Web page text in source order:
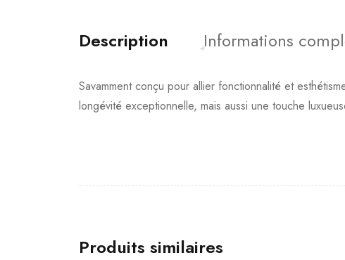
Description Informations
Savamment conçu pour allier fonctionnalité et
longévité exceptionnelle, mais aussi une touche
Produits similaires